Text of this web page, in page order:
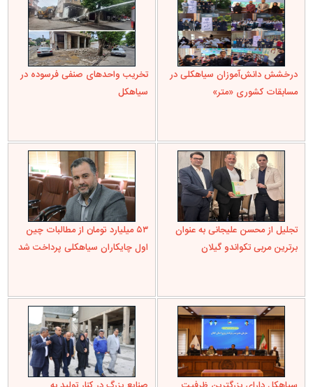
درخشش دانش‌آموزان سیاهکلی در
مسابقات کشوری «متر»
تخریب واحدهای صنفی فرسوده در
سیاهکل
تجلیل از محسن علیجانی به عنوان
برترین مربی تکواندو گیلان
۵۳ میلیارد تومان از مطالبات چین
اول چایکاران سیاهکلی پرداخت شد